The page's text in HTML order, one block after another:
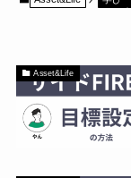
Asset&Life